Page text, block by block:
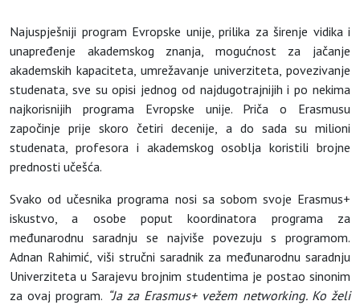
Najuspješniji program Evropske unije, prilika za širenje vidika i
unapređenje akademskog znanja, mogućnost za jačanje
akademskih kapaciteta, umrežavanje univerziteta, povezivanje
studenata, sve su opisi jednog od najdugotrajnijih i po nekima
najkorisnijih programa Evropske unije. Priča o Erasmusu
započinje prije skoro četiri decenije, a do sada su milioni
studenata, profesora i akademskog osoblja koristili brojne
prednosti učešća.
Svako od učesnika programa nosi sa sobom svoje Erasmus+
iskustvo, a osobe poput koordinatora programa za
međunarodnu saradnju se najviše povezuju s programom.
Adnan Rahimić, viši stručni saradnik za međunarodnu saradnju
Univerziteta u Sarajevu brojnim studentima je postao sinonim
za ovaj program. “Ja za Erasmus+ vežem networking. Ko želi